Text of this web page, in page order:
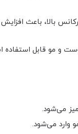
بالا، باعث
و مو قابل استفاده
می‌شود.
وارد می‌شود.